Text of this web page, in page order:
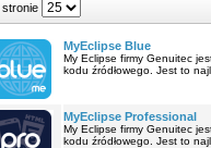
stronie
MyEclipse Blue
My Eclipse firmy Genuitec
kodu źródłowego. Jest to
MyEclipse Professional
My Eclipse firmy Genuitec
kodu źródłowego. Jest to